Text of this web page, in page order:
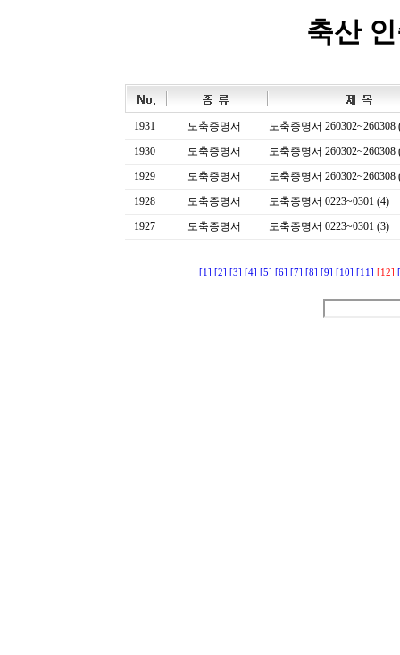
축산
1931 도축증명서
도축증명서 260302~260308
1930
도축증명서
도축증명서 260302~260308
1929
도축증명서
도축증명서 260302~260308
1928
도축증명서
도축증명서 0223~0301 (4)
1927
도축증명서 도축증명서 0223~0301 (3)
[1] [2] [3] [4] [5] [6] [7] [8] [9] [10] [11] [12]